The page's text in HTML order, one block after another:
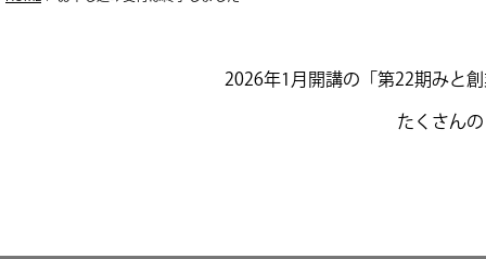
2026年1月開講の「第22期みと
たくさん